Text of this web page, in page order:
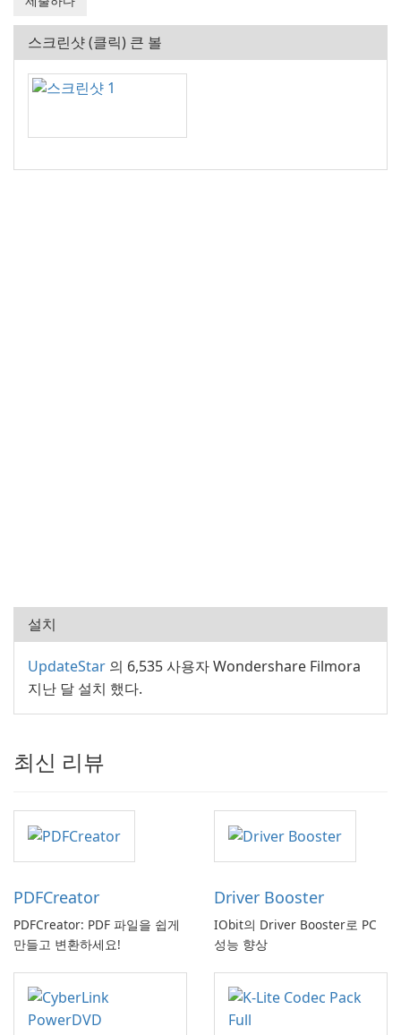
스크린샷 (클릭) 큰 볼
설치
UpdateStar 의 6,535 사용자 Wondershare Filmora
지난 달 설치 했다.
최신 리뷰
PDFCreator
PDFCreator: PDF 파일을 쉽게
만들고 변환하세요!
Driver Booster
IObit의 Driver Booster로 PC
성능 향상